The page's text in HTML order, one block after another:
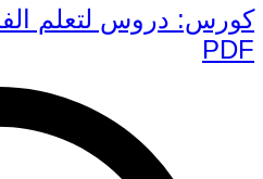
كورس: دروس لتعلم
PDF